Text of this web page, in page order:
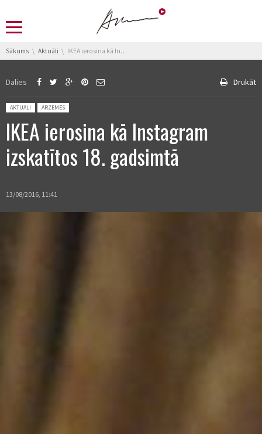
You are here:
Sākums Aktuāli IKEA ierosina kā Instagram izskatītos 18. gadsimtā
Dalies Drukāt
Posted in:
AKTUĀLI ĀRZEMĒS
IKEA ierosina kā Instagram
izskatītos 18. gadsimtā
13/08/2016, 11:41